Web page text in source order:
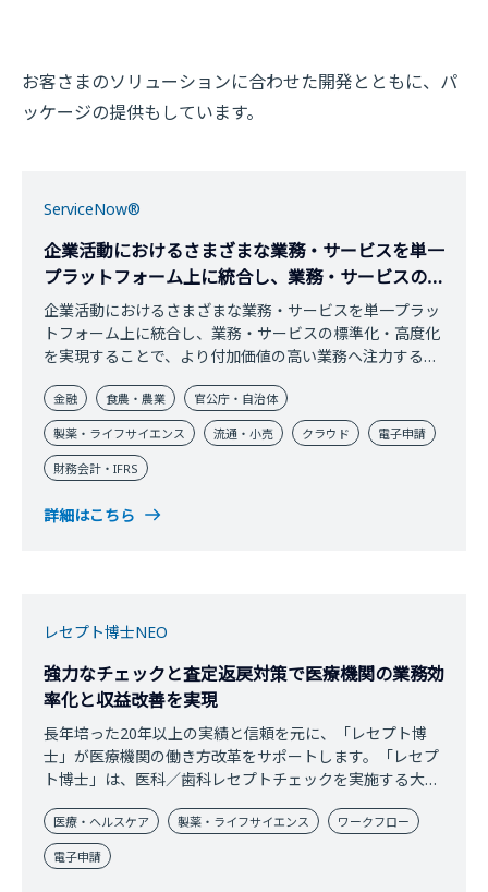
お客さまのソリューションに合わせた開発とともに、パ
ッケージの提供もしています。
ServiceNow®
企業活動におけるさまざまな業務・サービスを単一
プラットフォーム上に統合し、業務・サービスの標
準化・高度化を実現することで、より付加価値の高
い業務へ注力する時間を生み出し、お客さまの新た
なビジネスや顧客への価値を提供
企業活動におけるさまざまな業務・サービスを単一プラッ
トフォーム上に統合し、業務・サービスの標準化・高度化
を実現することで、より付加価値の高い業務へ注力する時
を提供
金融 食農・農業 官公庁・自治体
製薬・ライフサイエンス 流通・小売 クラウド 電子申請
財務会計・IFRS
詳細はこちら
レセプト博士NEO
強力なチェックと査定返戻対策で医療機関の業務効
率化と収益改善を実現
長年培った20年以上の実績と信頼を元に、「レセプト博
士」が医療機関の働き方改革をサポートします。「レセプ
ト博士」は、医科／歯科レセプトチェックを実施する大学
ます。
医療・ヘルスケア 製薬・ライフサイエンス ワークフロー
電子申請